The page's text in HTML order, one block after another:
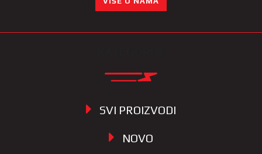
SVI PROIZVODI
NOVO